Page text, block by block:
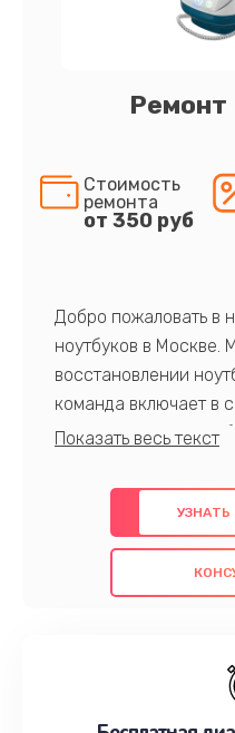
Ремонт
Стоимость
ремонта
от 350 руб
Добро пожаловать в
ноутбуков в Москве.
восстановлении
команда включает в
профессионалов с
предлагаем быстрый
использованием
также гарантируем
проведенных работ.
наилучшим образом.